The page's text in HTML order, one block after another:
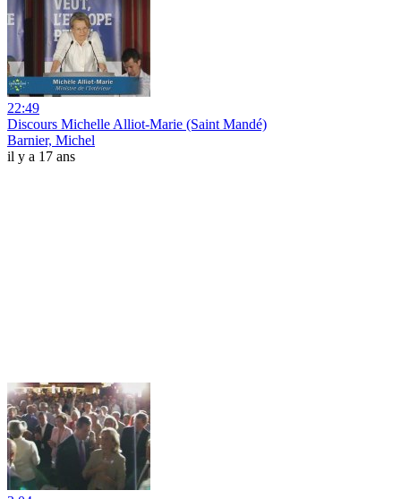
22:49
Discours Michelle Alliot-Marie (Saint Mandé)
Barnier, Michel
il y a 17 ans